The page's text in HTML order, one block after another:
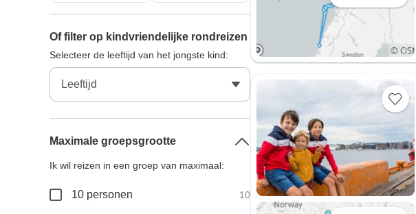
Of filter op kindvriendelijke rondreizen
Selecteer de leeftijd van het jongste kind:
Maximale groepsgrootte
Ik wil reizen in een groep van maximaal:
10 personen 10